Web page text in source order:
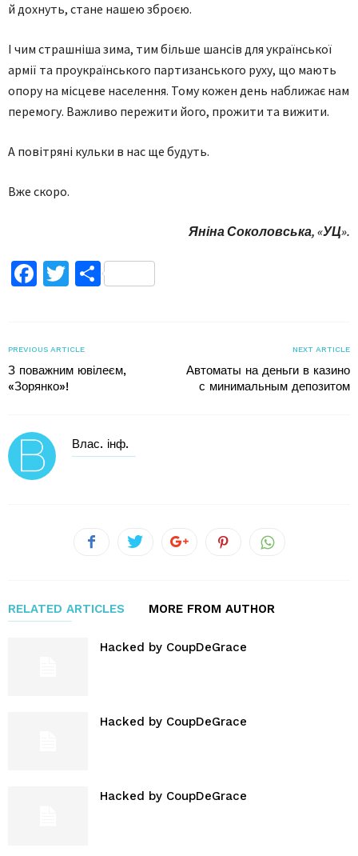
й дохнуть, стане нашею зброєю.
І чим страшніша зима, тим більше шансів для української
армії та проукраїнського партизанського руху, що мають
опору на місцеве населення. Тому кожен день наближає нам
перемогу. Важливо пережити його, прожити та вижити.
А повітряні кульки в нас ще будуть.
Вже скоро.
Яніна Соколовська, «УЦ».
Facebook
TwitterПоділитися
PREVIOUS ARTICLE
З поважним ювілеєм,
«Зорянко»!
NEXT ARTICLE
Автоматы на деньги в казино
с минимальным депозитом
Влас. інф.
RELATED ARTICLES MORE FROM AUTHOR
Hacked by CoupDeGrace
Hacked by CoupDeGrace
Hacked by CoupDeGrace